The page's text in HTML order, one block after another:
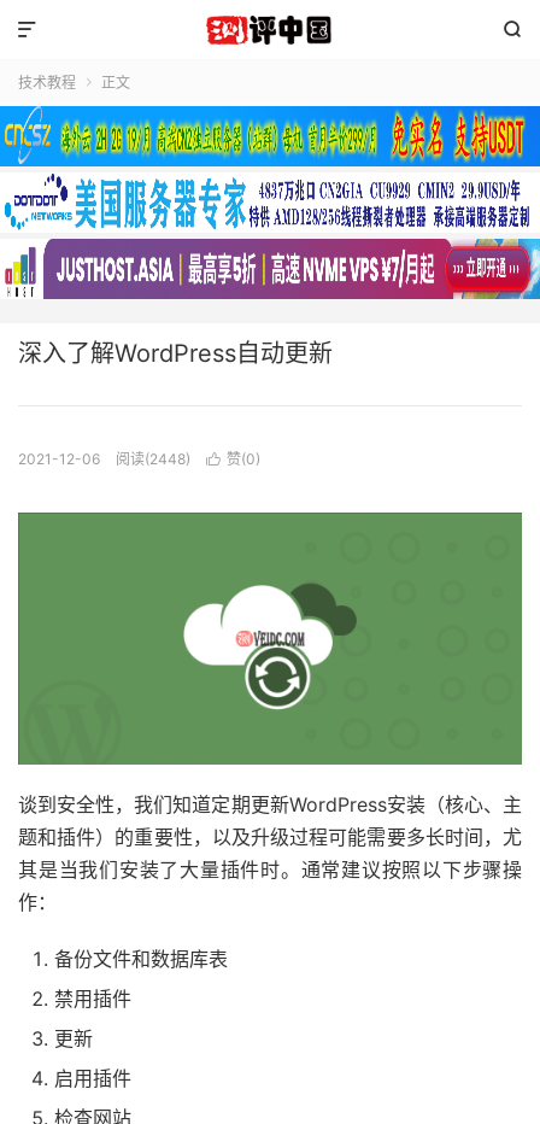


技术教程  正文
深入了解WordPress自动更新
2021-12-06 阅读(2448)  赞(0)
谈到安全性，我们知道定期更新WordPress安装（核心、主
题和插件）的重要性，以及升级过程可能需要多长时间，尤
其是当我们安装了大量插件时。通常建议按照以下步骤操
作：
备份文件和数据库表
禁用插件
更新
启用插件
检查网站